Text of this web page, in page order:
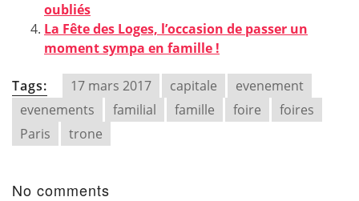
oubliés
La Fête des Loges, l’occasion de passer un
moment sympa en famille !
Tags: 17 mars 2017 capitale
evenement
evenements
familial famille foire
foires
Paris
trone
No comments